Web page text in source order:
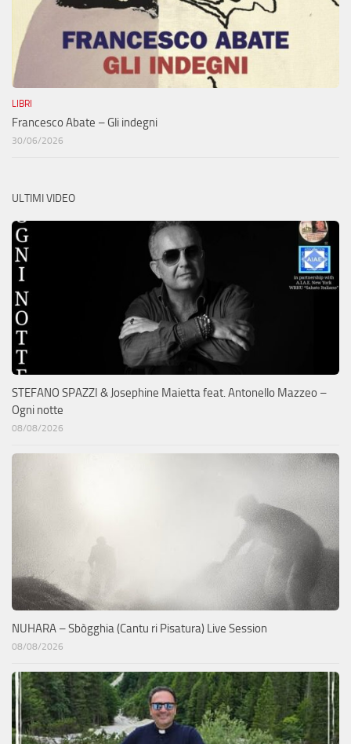
LIBRI
Francesco Abate – Gli indegni
30/06/2026
ULTIMI VIDEO
STEFANO SPAZZI & Josephine Maietta feat. Antonello Mazzeo –
Ogni notte
08/08/2026
NUHARA – Sbògghia (Cantu ri Pisatura) Live Session
08/08/2026